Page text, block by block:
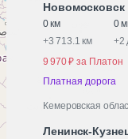
Новомосковск
0 км
0
+3 713.1 км +2
9 970 ₽ за Платон
Платная дорога
Кемеровская
Ленинск-